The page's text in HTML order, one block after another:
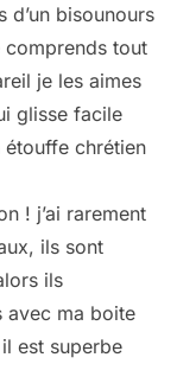
d’un bisounours
tout
je les aimes
glisse facile
étouffe chrétien
! j’ai rarement
ils sont
ils
avec ma boite
est superbe